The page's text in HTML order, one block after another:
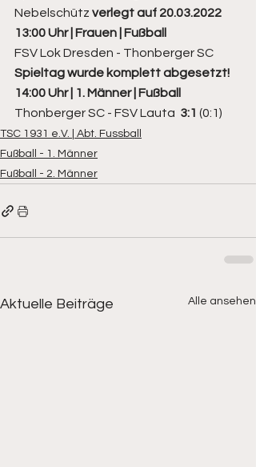
Nebelschütz verlegt auf 20.03.2022
13:00 Uhr | Frauen | Fußball
FSV Lok Dresden - Thonberger SC
Spieltag wurde komplett abgesetzt!
14:00 Uhr | 1. Männer | Fußball
Thonberger SC - FSV Lauta 3:1 (0:1)
TSC 1931 e.V. | Abt. Fussball
Fußball - 1. Männer
Fußball - 2. Männer
Aktuelle Beiträge Alle ansehen